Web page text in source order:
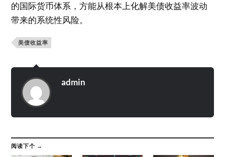
的国际货币体系，方能从根本上化解美债收益率波动
带来的系统性风险。
美债收益率
admin
阅读下个 →